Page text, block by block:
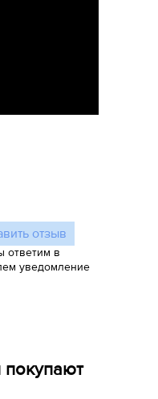
отзыв
ответим в
уведомление